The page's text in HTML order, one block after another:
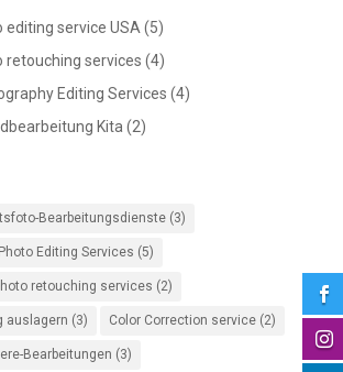
service USA (5)
retouching services (4)
Editing Services (4)
Kita (2)
Bearbeitungsdienste(3)
Editing Services (5)
retouching services (2)
auslagern (3) Color Correction service(2)
Bearbeitungen (3)

